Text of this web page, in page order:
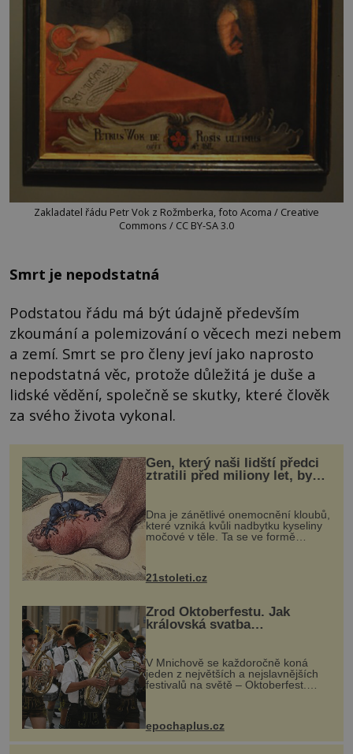
Zakladatel řádu Petr Vok z Rožmberka, foto Acoma / Creative
Commons / CC BY-SA 3.0
Smrt je nepodstatná
Podstatou řádu má být údajně především
zkoumání a polemizování o věcech mezi nebem
a zemí. Smrt se pro členy jeví jako naprosto
nepodstatná věc, protože důležitá je duše a
lidské vědění, společně se skutky, které člověk
za svého života vykonal.
Gen, který naši lidští předci
ztratili před miliony let, by
mohl pomoci s léčbou
„nemoci králů“
Dna je zánětlivé onemocnění kloubů,
které vzniká kvůli nadbytku kyseliny
močové v těle. Ta se ve formě
nohou, a způsobuje bole...
21stoleti.cz
Zrod Oktoberfestu. Jak
královská svatba
odstartovala největší pivní
festival světa
V Mnichově se každoročně koná
jeden z největších a nejslavnějších
festivalů na světě – Oktoberfest.
návštěvníků, kteří si vychutnávají
kultur...
epochaplus.cz